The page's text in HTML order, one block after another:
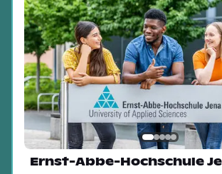
Ernst-Abbe-Hochschule